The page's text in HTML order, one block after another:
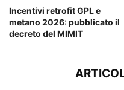
Incentivi retrofit GPL e
metano 2026: pubblicato il
decreto del MIMIT